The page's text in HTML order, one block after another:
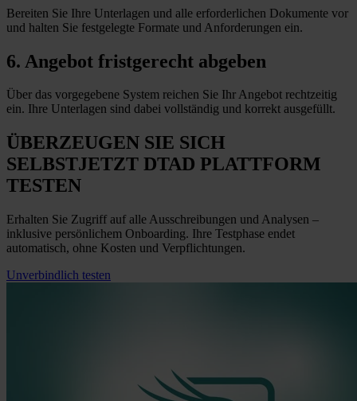
Bereiten Sie Ihre Unterlagen und alle erforderlichen Dokumente vor
und halten Sie festgelegte Formate und Anforderungen ein.
6. Angebot fristgerecht abgeben
Über das vorgegebene System reichen Sie Ihr Angebot rechtzeitig
ein. Ihre Unterlagen sind dabei vollständig und korrekt ausgefüllt.
ÜBERZEUGEN SIE SICH
SELBSTJETZT DTAD PLATTFORM
TESTEN
Erhalten Sie Zugriff auf alle Ausschreibungen und Analysen –
inklusive persönlichem Onboarding. Ihre Testphase endet
automatisch, ohne Kosten und Verpflichtungen.
Unverbindlich testen